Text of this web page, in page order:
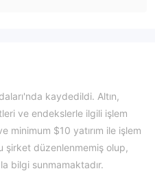
kaydedildi. Altın,
ve endekslerle ilgili işlem
minimum $10 yatırım ile işlem
şirket düzenlenmemiş olup,
bilgi sunmamaktadır.